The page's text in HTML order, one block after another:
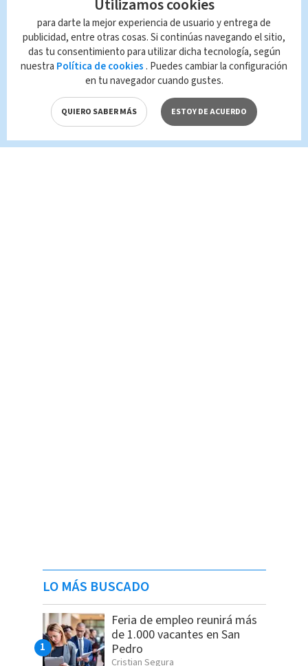
cog
Queda prohibida la reproducción total o
parcial del contenido de esta página, mismo
reproducción no autorizada constituye una
infracción y un delito de conformidad con las
LO MÁS BUSCADO
Feria de empleo reunirá más
de 1.000 vacantes en San
Pedro
Cristian Segura
Utilizamos cookies
para darte la mejor experiencia de usuario y entrega de
publicidad, entre otras cosas. Si continúas navegando el sitio,
das tu consentimiento para utilizar dicha tecnología, según
nuestra Política de cookies . Puedes cambiar la configuración
en tu navegador cuando gustes.
QUIERO SABER MÁS ESTOY DE ACUERDO